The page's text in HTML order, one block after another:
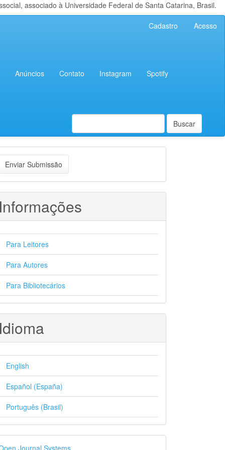
associado à Universidade Federal de Santa Catarina, Brasil.
Cadastro Acesso
Anúncios Contato Instagram Spotify
Buscar
Enviar Submissão
Para Leitores
Para Autores
Para Bibliotecários
English
Español (España)
Português (Brasil)
Journal Systems